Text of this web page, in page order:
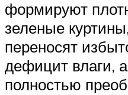
формируют
зеленые
переносят
дефицит влаги,
полностью